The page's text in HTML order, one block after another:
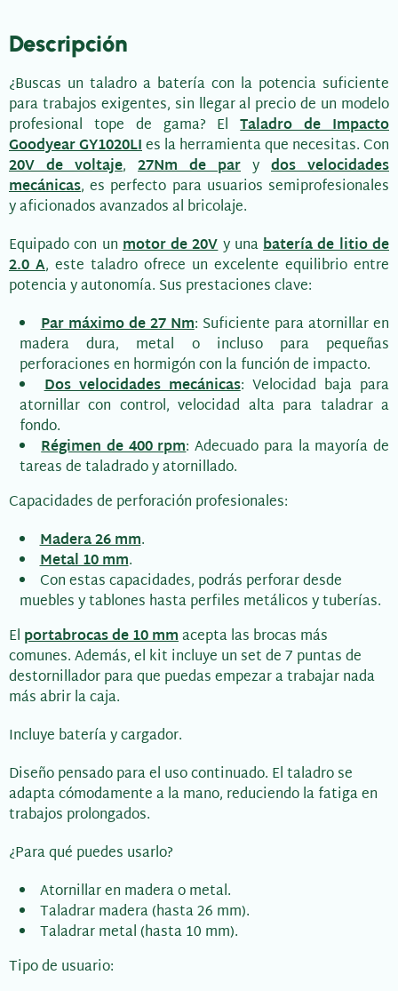
Descripción
¿Buscas un taladro a batería con la potencia suficiente
para trabajos exigentes, sin llegar al precio de un modelo
profesional tope de gama? ElTaladro de Impacto
Goodyear GY1020LIes la herramienta que necesitas. Con
20V de voltaje, 27Nm de par y dos velocidades
mecánicas, es perfecto para usuarios semiprofesionales
y aficionados avanzados al bricolaje.
Equipado con unmotor de 20Vy unabatería de litio de
2.0 A, este taladro ofrece un excelente equilibrio entre
potencia y autonomía. Sus prestaciones clave:
Par máximo de 27 Nm: Suficiente para atornillar en
madera dura, metal o incluso para pequeñas
perforaciones en hormigón con la función de impacto.
Dos velocidades mecánicas: Velocidad baja para
atornillar con control, velocidad alta para taladrar a
fondo.
Régimen de 400 rpm: Adecuado para la mayoría de
tareas de taladrado y atornillado.
Capacidades de perforación profesionales:
Madera 26 mm.
Metal 10 mm.
Con estas capacidades, podrás perforar desde
muebles y tablones hasta perfiles metálicos y tuberías.
El portabrocas de 10 mmacepta las brocas más
comunes. Además, el kit incluye un set de 7 puntas de
destornillador para que puedas empezar a trabajar nada
más abrir la caja.
Incluye batería y cargador.
Diseño pensado para el uso continuado. El taladro se
adapta cómodamente a la mano, reduciendo la fatiga en
trabajos prolongados.
¿Para qué puedes usarlo?
Atornillar en madera o metal.
Taladrar madera (hasta 26 mm).
Taladrar metal (hasta 10 mm).
Tipo de usuario: